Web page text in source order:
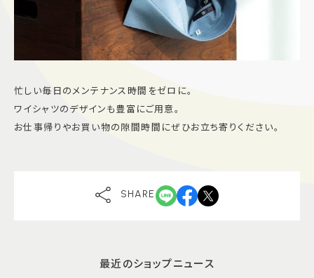
忙しい毎日のメンテナンス時間をゼロに。
ワイシャツのデザインも豊富にご用意。
お仕事帰りやお買い物の隙間時間にぜひお立ち寄りください。
SHARE
最近のショップニュース